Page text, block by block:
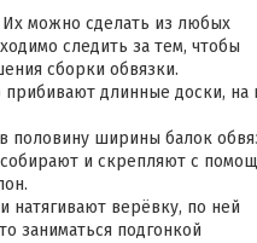
Их можно сделать из любых
следить за тем, чтобы
сборки обвязки.
длинные доски, на
половину ширины балок
собирают и скрепляют с
натягивают верёвку, по ней
заниматься подгонкой